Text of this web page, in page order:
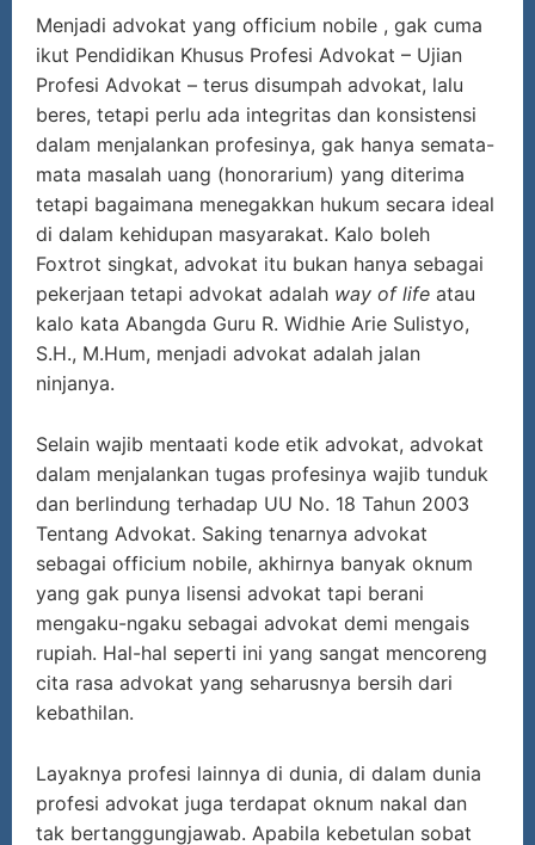
Menjadi advokat yang officium nobile , gak cuma
ikut Pendidikan Khusus Profesi Advokat – Ujian
Profesi Advokat – terus disumpah advokat, lalu
beres, tetapi perlu ada integritas dan konsistensi
dalam menjalankan profesinya, gak hanya semata-
mata masalah uang (honorarium) yang diterima
tetapi bagaimana menegakkan hukum secara ideal
di dalam kehidupan masyarakat. Kalo boleh
Foxtrot singkat, advokat itu bukan hanya sebagai
pekerjaan tetapi advokat adalah way of life atau
kalo kata Abangda Guru R. Widhie Arie Sulistyo,
S.H., M.Hum, menjadi advokat adalah jalan
ninjanya.
Selain wajib mentaati kode etik advokat, advokat
dalam menjalankan tugas profesinya wajib tunduk
dan berlindung terhadap UU No. 18 Tahun 2003
Tentang Advokat. Saking tenarnya advokat
sebagai officium nobile, akhirnya banyak oknum
yang gak punya lisensi advokat tapi berani
mengaku-ngaku sebagai advokat demi mengais
rupiah. Hal-hal seperti ini yang sangat mencoreng
cita rasa advokat yang seharusnya bersih dari
kebathilan.
Layaknya profesi lainnya di dunia, di dalam dunia
profesi advokat juga terdapat oknum nakal dan
tak bertanggungjawab. Apabila kebetulan sobat